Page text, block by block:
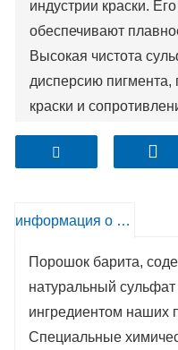
индустрии краски.
обеспечивают
Высокая чистота
дисперсию
краски и
промышленных
Название продукта
индустрии краски
Сокращение
Время доставки: в
получения заказа и
информация о продукте
Порошок барита,
натуральный
ингредиентом наших
Специальные